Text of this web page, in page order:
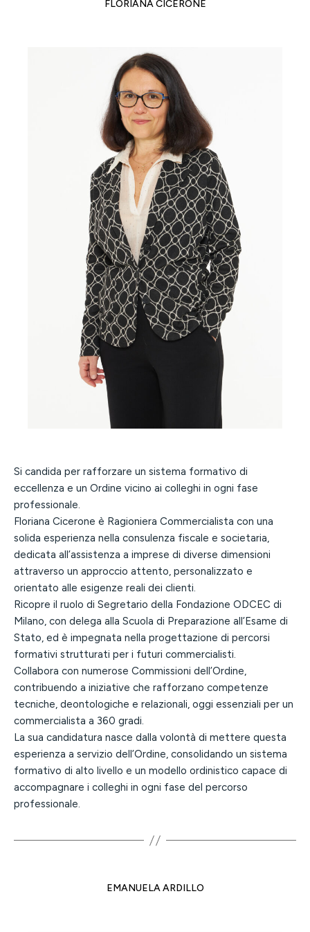
FLORIANA CICERONE
Si candida per rafforzare un sistema formativo di
eccellenza e un Ordine vicino ai colleghi in ogni fase
professionale.
Floriana Cicerone è Ragioniera Commercialista con una
solida esperienza nella consulenza fiscale e societaria,
dedicata all’assistenza a imprese di diverse dimensioni
attraverso un approccio attento, personalizzato e
orientato alle esigenze reali dei clienti.
Ricopre il ruolo di Segretario della Fondazione ODCEC di
Milano, con delega alla Scuola di Preparazione all’Esame di
Stato, ed è impegnata nella progettazione di percorsi
formativi strutturati per i futuri commercialisti.
Collabora con numerose Commissioni dell’Ordine,
contribuendo a iniziative che rafforzano competenze
tecniche, deontologiche e relazionali, oggi essenziali per un
commercialista a 360 gradi.
La sua candidatura nasce dalla volontà di mettere questa
esperienza a servizio dell’Ordine, consolidando un sistema
formativo di alto livello e un modello ordinistico capace di
accompagnare i colleghi in ogni fase del percorso
professionale.
EMANUELA ARDILLO